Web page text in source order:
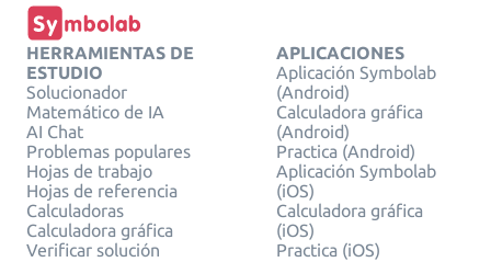
HERRAMIENTAS DE
ESTUDIO
Solucionador
Matemático de IA
AI Chat
Problemas populares
Hojas de trabajo
Hojas de referencia
Calculadoras
Calculadora gráfica
Verificar solución
APLICACIONES
Aplicación Symbolab
(Android)
Calculadora gráfica
(Android)
Practica (Android)
Aplicación Symbolab
(iOS)
Calculadora gráfica
(iOS)
Practica (iOS)